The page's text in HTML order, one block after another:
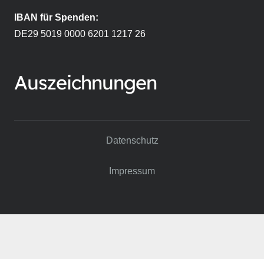
IBAN für Spenden:
DE29 5019 0000 6201 1217 26
Auszeichnungen
Datenschutz
Impressum